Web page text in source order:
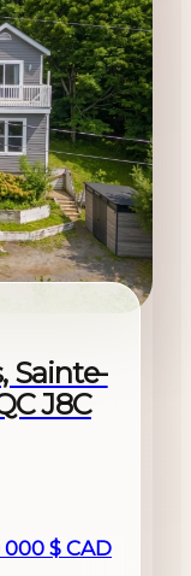
Sainte-
J8C
$ CAD